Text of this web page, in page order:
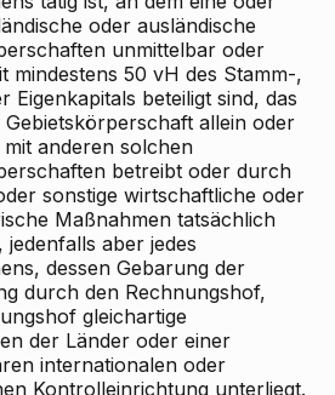
oder ausländische
unmittelbar oder
mindestens 50 vH des Stamm-,
Eigenkapitals beteiligt sind, das
Gebietskörperschaft allein oder
mit anderen solchen
betreibt oder durch
sonstige wirtschaftliche oder
Maßnahmen tatsächlich
aber jedes
dessen Gebarung der
durch den Rechnungshof,
gleichartige
der Länder oder einer
internationalen oder
Kontrolleinrichtung unterliegt.